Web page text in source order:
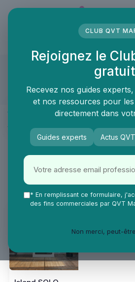
WORK WITH
Compte
Présentation
Produits & services
FAQ
Work With Island conçoit des
acoustiques pour créer des lieux de
concentration au bureau.
CLUB QVT
Rejoignez le
Recevez nos guides
et nos ressources pour
directement dans
Guides experts Actus QVT
* En remplissant ce formulaire,
des fins commerciales par QVT
Non merci, peut-
Panneau de gestion des cookies